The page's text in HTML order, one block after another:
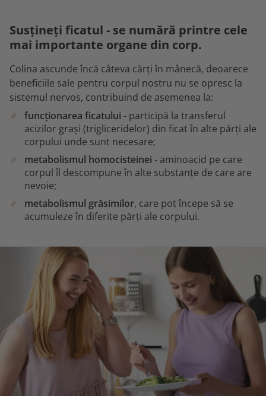
Susțineți ficatul - se numără printre cele
mai importante organe din corp.
Colina ascunde încă câteva cărți în mânecă, deoarece
beneficiile sale pentru corpul nostru nu se opresc la
sistemul nervos, contribuind de asemenea la:
funcționarea ficatului - participă la transferul
acizilor grași (trigliceridelor) din ficat în alte părți ale
corpului unde sunt necesare;
metabolismul homocisteinei - aminoacid pe care
corpul îl descompune în alte substanțe de care are
nevoie;
metabolismul grăsimilor, care pot începe să se
acumuleze în diferite părți ale corpului.